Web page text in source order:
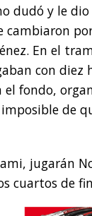
dudó y le
cambiaron
En el
con diez
el fondo,
de
jugarán
cuartos de